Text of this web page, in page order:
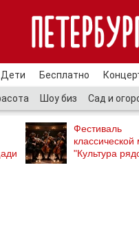
Дети Бесплатно
Шоу биз Сад и
Фестиваль
классической
"Культура